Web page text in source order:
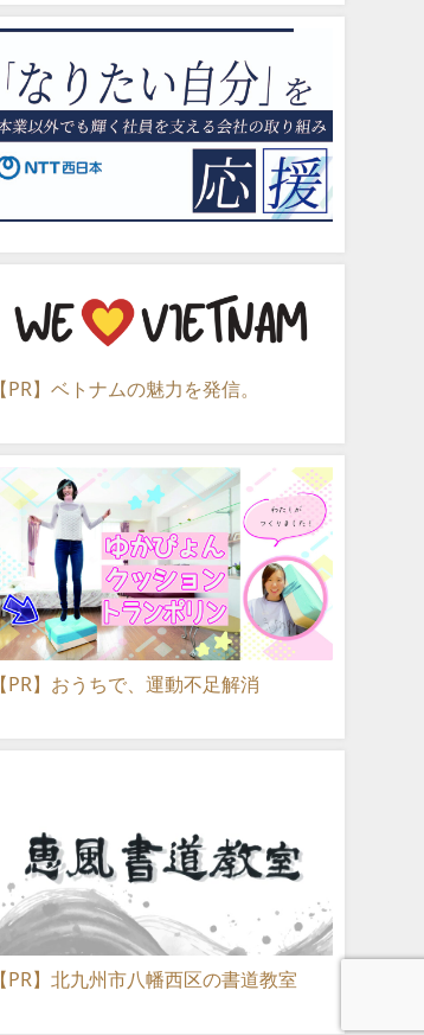
【PR】ベトナムの魅力を発信。
【PR】おうちで、運動不足解消
【PR】北九州市八幡西区の書道教室